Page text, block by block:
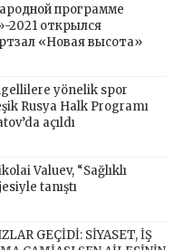
программе
2021 открылся
«Новая высота»
yönelik spor
Rusya Halk Programı
açıldı
Valuev, “Sağlıklı
tanıştı
GEÇİDİ: SİYASET, İŞ